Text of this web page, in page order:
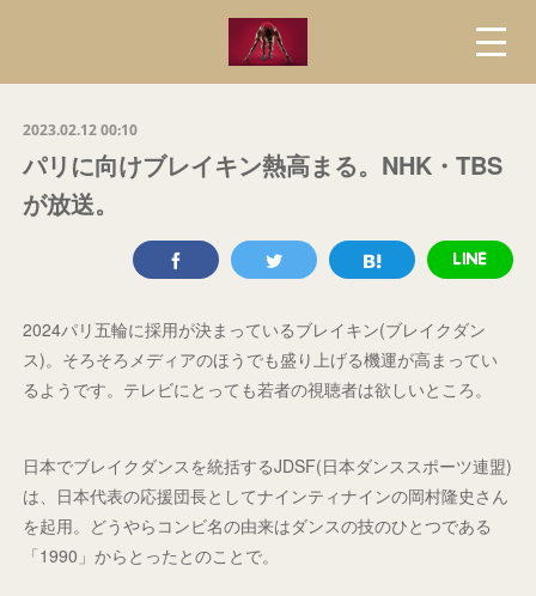
2023.02.12 00:10
パリに向けブレイキン熱高まる。NHK・TBS
が放送。
2024パリ五輪に採用が決まっているブレイキン(ブレイクダン
ス)。そろそろメディアのほうでも盛り上げる機運が高まってい
るようです。テレビにとっても若者の視聴者は欲しいところ。
日本でブレイクダンスを統括するJDSF(日本ダンススポーツ連盟)
は、日本代表の応援団長としてナインティナインの岡村隆史さん
を起用。どうやらコンビ名の由来はダンスの技のひとつである
「1990」からとったとのことで。